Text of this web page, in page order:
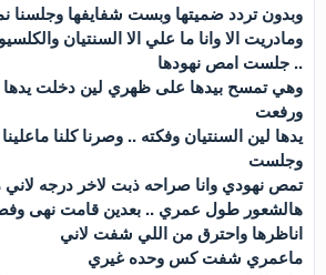
وبدون تردد ضميتها وبست شفايفها
ومادريت الا وانا ما علي الا السنتيان
.. جلست امص نهودها
وهي تمسح بيدها على ظهري لين دخلت
ورفعت
يدها لين السنتيان وفكته .. وصرنا كلنا
وجلست
تمص نهودي وانا صراحه ذبت لاخر درجه
هالشعور طول عمري .. بعدين قامت نهى
اناظرها واحترق من اللي شفت لاني
ماعمري شفت كس وحده غيري